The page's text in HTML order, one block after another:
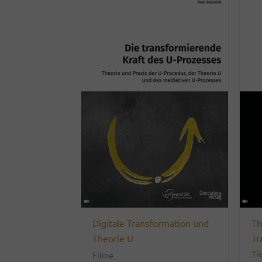
Digitale Transformation und
Theorie U
Filme